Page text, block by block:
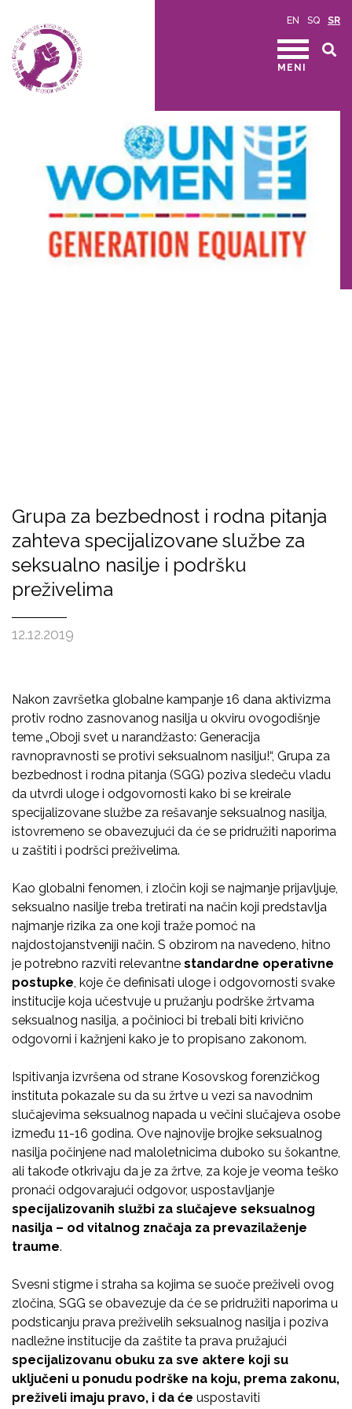
EN SQ SR
MENI
Grupa za bezbednost i rodna pitanja
zahteva specijalizovane službe za
seksualno nasilje i podršku
preživelima
12.12.2019
Nakon završetka globalne kampanje 16 dana aktivizma
protiv rodno zasnovanog nasilja u okviru ovogodišnje
teme „Oboji svet u narandžasto: Generacija
ravnopravnosti se protivi seksualnom nasilju!“, Grupa za
bezbednost i rodna pitanja (SGG) poziva sledeču vladu
da utvrdi uloge i odgovornosti kako bi se kreirale
specijalizovane službe za rešavanje seksualnog nasilja,
istovremeno se obavezujući da će se pridružiti naporima
u zaštiti i podršci preživelima.
Kao globalni fenomen, i zločin koji se najmanje prijavljuje,
seksualno nasilje treba tretirati na način koji predstavlja
najmanje rizika za one koji traže pomoć na
najdostojanstveniji način. S obzirom na navedeno, hitno
je potrebno razviti relevantne standardne operativne
postupke, koje če definisati uloge i odgovornosti svake
institucije koja učestvuje u pružanju podrške žrtvama
seksualnog nasilja, a počinioci bi trebali biti krivično
odgovorni i kažnjeni kako je to propisano zakonom.
Ispitivanja izvršena od strane Kosovskog forenzičkog
instituta pokazale su da su žrtve u vezi sa navodnim
slučajevima seksualnog napada u večini slučajeva osobe
između 11-16 godina. Ove najnovije brojke seksualnog
nasilja počinjene nad maloletnicima duboko su šokantne,
ali takođe otkrivaju da je za žrtve, za koje je veoma teško
pronaći odgovarajući odgovor, uspostavljanje
specijalizovanih službi za slučajeve seksualnog
nasilja – od vitalnog značaja za prevazilaženje
traume.
Svesni stigme i straha sa kojima se suoče preživeli ovog
zločina, SGG se obavezuje da će se pridružiti naporima u
podsticanju prava preživelih seksualnog nasilja i poziva
nadležne institucije da zaštite ta prava pružajući
specijalizovanu obuku za sve aktere koji su
uključeni u ponudu podrške na koju, prema zakonu,
preživeli imaju pravo, i da će uspostaviti